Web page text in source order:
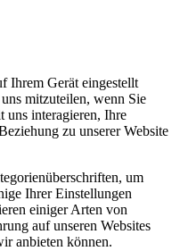
Ihrem Gerät eingestellt
mitzuteilen, wenn Sie
uns interagieren, Ihre
zu unserer Website
um
Ihrer Einstellungen
einiger Arten von
auf unseren Websites
anbieten können.